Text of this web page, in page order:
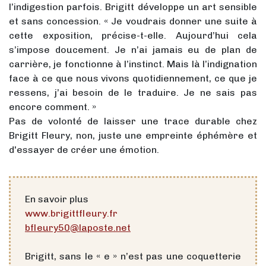
l’indigestion parfois. Brigitt développe un art sensible
et sans concession. « Je voudrais donner une suite à
cette exposition, précise-t-elle. Aujourd’hui cela
s’impose doucement. Je n’ai jamais eu de plan de
carrière, je fonctionne à l’instinct. Mais là l’indignation
face à ce que nous vivons quotidiennement, ce que je
ressens, j’ai besoin de le traduire. Je ne sais pas
encore comment. »
Pas de volonté de laisser une trace durable chez
Brigitt Fleury, non, juste une empreinte éphémère et
d'essayer de créer une émotion.
En savoir plus
www.brigittfleury.fr
bfleury50@laposte.net
Brigitt, sans le « e » n’est pas une coquetterie